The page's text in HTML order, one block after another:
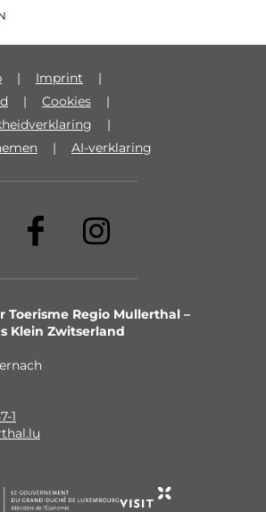
Imprint
Cookies
AI-verklaring
Toerisme Regio Mullerthal –
Klein Zwitserland
1